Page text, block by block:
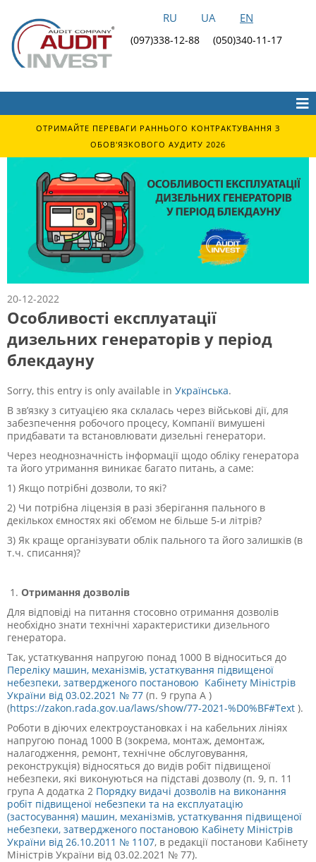
RU UA EN
(097)338-12-88 (050)340-11-17
ОТРИМАЙТЕ ПЕРЕВАГИ РАННЬОГО КОНТРАКТУВАННЯ З
ОБОВ'ЯЗКОВОГО АУДИТУ 2026
20-12-2022
Особливості експлуатації
дизельних генераторів у період
блекдауну
Sorry, this entry is only available in Українська.
В зв’язку з ситуацією яка склалась через військові дії, для
забезпечення робочого процесу, Компанії вимушені
придбавати та встановлювати дизельні генератори.
Через неоднозначність інформації щодо обліку генератора
та його утримання виникає багато питань, а саме:
1) Якщо потрібні дозволи, то які?
2) Чи потрібна ліцензія в разі зберігання пального в
декількох ємностях які об’ємом не більше 5-и літрів?
3) Як краще організувати облік пального та його залишків (в
т.ч. списання)?
Отримання дозволів
Для відповіді на питання стосовно отримання дозволів
необхідно знати технічні характеристики дизельного
генератора.
Так, устаткування напругою понад 1000 В відноситься до
Переліку машин, механізмів, устаткування підвищеної
небезпеки, затвердженого постановою Кабінету Міністрів
України від 03.02.2021 № 77 (п. 9 група А )
(https://zakon.rada.gov.ua/laws/show/77-2021-%D0%BF#Text ).
Роботи в діючих електроустановках і на кабельних лініях
напругою понад 1000 В (зокрема, монтаж, демонтаж,
налагодження, ремонт, технічне обслуговування,
реконструкція) відносяться до видів робіт підвищеної
небезпеки, які виконуються на підставі дозволу (п. 9, п. 11
група А додатка 2 Порядку видачі дозволів на виконання
робіт підвищеної небезпеки та на експлуатацію
(застосування) машин, механізмів, устаткування підвищеної
небезпеки, затвердженого постановою Кабінету Міністрів
України від 26.10.2011 № 1107, в редакції постанови Кабінету
Міністрів України від 03.02.2021 № 77).